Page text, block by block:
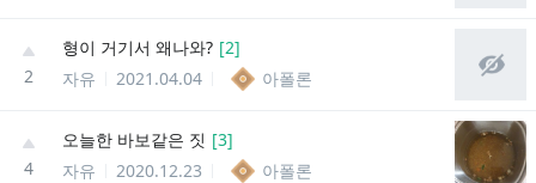
2
형이 거기서 왜나와? [2]
자유
2021.04.04 아폴론
4
오늘한 바보같은 짓 [3]
자유
2020.12.23 아폴론